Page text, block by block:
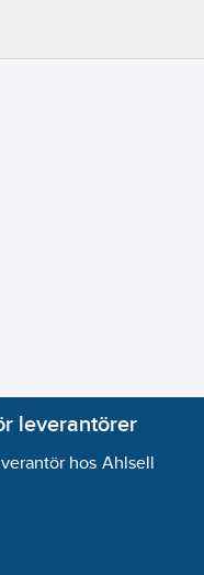
leverantörer
hos Ahlsell